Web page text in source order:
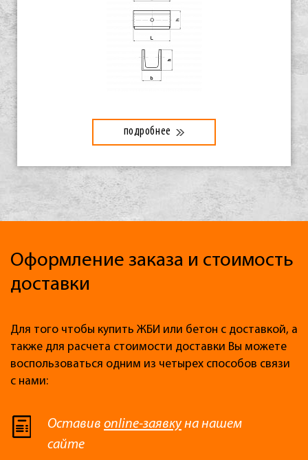
подробнее
Оформление заказа и стоимость
доставки
Для того чтобы купить ЖБИ или бетон с доставкой, а
также для расчета стоимости доставки Вы можете
воспользоваться одним из четырех способов связи
с нами:
Оставив online-заявкуна нашем
сайте